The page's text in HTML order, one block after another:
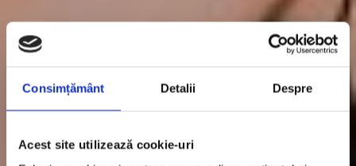
Consimțământ Detalii Despre
Acest site utilizează cookie-uri